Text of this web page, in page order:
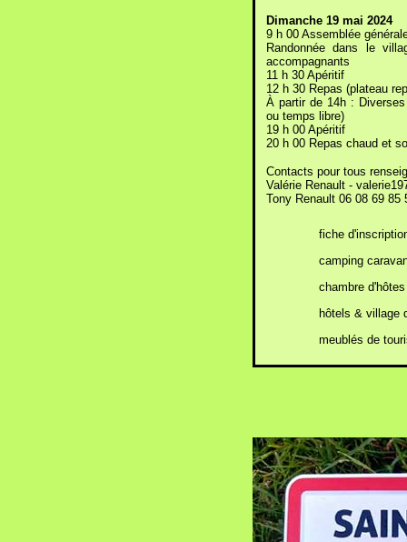
Dimanche 19 mai 2024
9 h 00 Assemblée
Randonnée dans le
accompagnants
11 h 30 Apéritif
12 h 30 Repas (plateau
À partir de 14h :
ou temps libre)
19 h 00 Apéritif
20 h 00 Repas chaud et
Contacts pour tous
Valérie Renault -
Tony Renault 06 08 69 85
fiche
camping
chambre d'hôtes
hôtels & village
meublés de